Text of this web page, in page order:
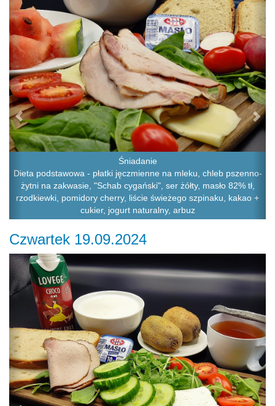
Śniadanie
Dieta podstawowa - płatki jęczmienne na mleku, chleb pszenno-
żytni na zakwasie, "Schab cygański", ser żółty, masło 82% tł,
rzodkiewki, pomidory cherry, liście świeżego szpinaku, kakao +
cukier, jogurt naturalny, arbuz
Czwartek 19.09.2024
Previous